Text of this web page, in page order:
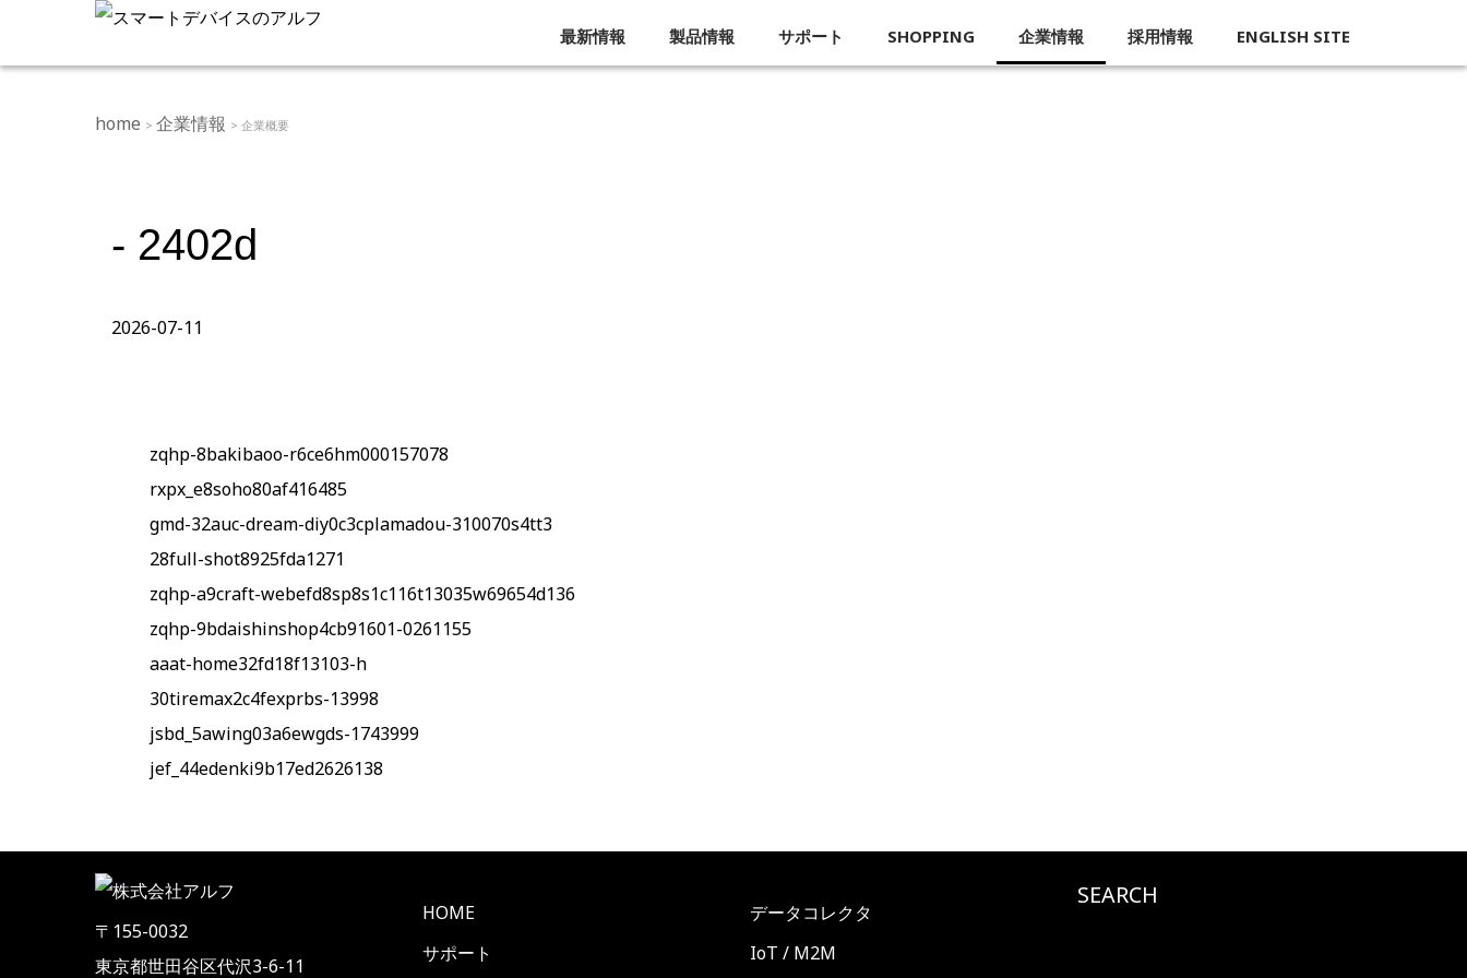
最新情報 製品情報 サポート SHOPPING 企業情報 採用情報 ENGLISH SITE
企業概要
home > 企業情報 > 企業概要
- 2402d
2026-07-11
zqhp-8bakibaoo-r6ce6hm000157078
rxpx_e8soho80af416485
gmd-32auc-dream-diy0c3cplamadou-310070s4tt3
28full-shot8925fda1271
zqhp-a9craft-webefd8sp8s1c116t13035w69654d136
zqhp-9bdaishinshop4cb91601-0261155
aaat-home32fd18f13103-h
30tiremax2c4fexprbs-13998
jsbd_5awing03a6ewgds-1743999
jef_44edenki9b17ed2626138
〒155-0032
東京都世田谷区代沢3-6-11
HOME
サポート
データコレクタ
IoT / M2M
SEARCH